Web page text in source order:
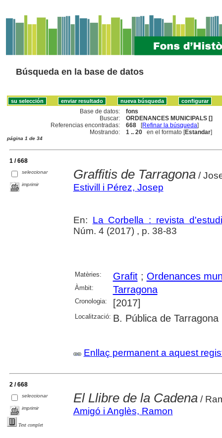
Búsqueda en la base de datos
Base de datos:
fons
Buscar:
ORDENANCES MUNICIPALS []
Referencias encontradas:
668 [Refinar la búsqueda]
Mostrando:
1 .. 20 en el formato [Estandar]
página 1 de 34
1 / 668
seleccionar
imprimir
Graffitis de Tarragona/
Estivill i Pérez, Josep
En: La Corbella : revista
Núm. 4 (2017) , p. 38-83
Matèries: Grafit; Ordenances
Àmbit: Tarragona
Cronologia: [2017]
Localització: B. Pública de Tarragona
Enllaç permanent a aquest
2 / 668
seleccionar
imprimir
Text complet
El Llibre de la Cadena/
Amigó i Anglès, Ramon